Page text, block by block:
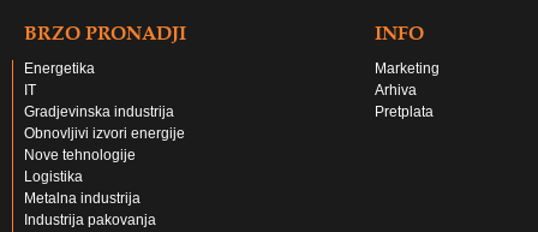
BRZO PRONADJI
Energetika
IT
Gradjevinska industrija
Obnovljivi izvori energije
Nove tehnologije
Logistika
Metalna industrija
Industrija pakovanja
INFO
Marketing
Arhiva
Pretplata